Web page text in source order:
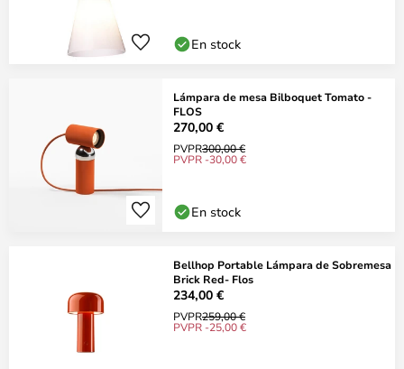
En stock
Lámpara de mesa Bilboquet Tomato -
FLOS
270,00 €
PVPR300,00 €
PVPR -30,00 €
En stock
Bellhop Portable Lámpara de Sobremesa
Brick Red- Flos
234,00 €
PVPR259,00 €
PVPR -25,00 €